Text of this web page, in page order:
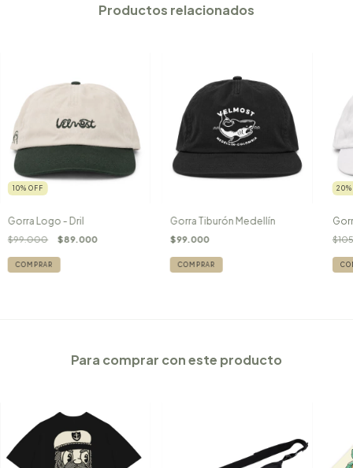
Productos relacionados
10% OFF
Gorra Logo - Dril
$99.000 $89.000
Gorra Tiburón Medellín
$99.000
20
Para comprar con este producto